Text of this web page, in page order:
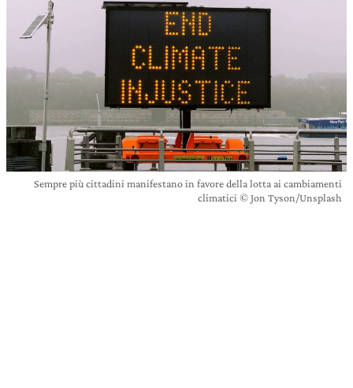
Sempre più cittadini manifestano in favore della lotta ai cambiamenti
climatici © Jon Tyson/Unsplash